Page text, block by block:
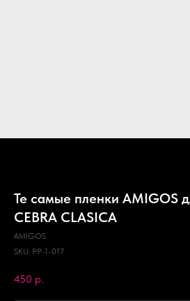
Те самые пленки AMIGOS
CEBRA CLASICA
AMIGOS
SKU: PP-1-017
450 р.